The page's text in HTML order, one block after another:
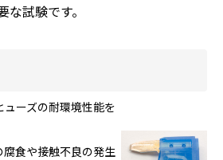
試験です。
ューズの耐環境性能を
腐食や接触不良の発生